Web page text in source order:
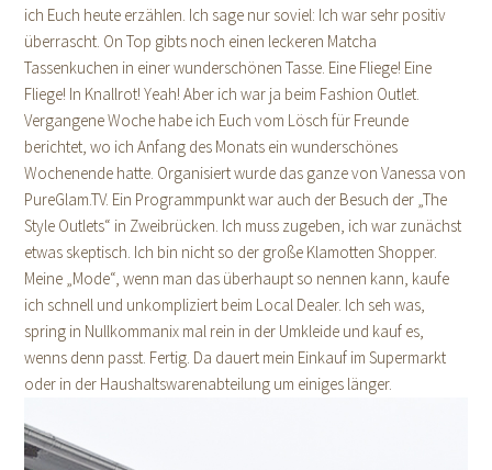
ich Euch heute erzählen. Ich sage nur soviel: Ich war sehr positiv
überrascht. On Top gibts noch einen leckeren Matcha
Tassenkuchen in einer wunderschönen Tasse. Eine Fliege! Eine
Fliege! In Knallrot! Yeah! Aber ich war ja beim Fashion Outlet.
Vergangene Woche habe ich Euch vom Lösch für Freunde
berichtet, wo ich Anfang des Monats ein wunderschönes
Wochenende hatte. Organisiert wurde das ganze von Vanessa von
PureGlam.TV. Ein Programmpunkt war auch der Besuch der „The
Style Outlets“ in Zweibrücken. Ich muss zugeben, ich war zunächst
etwas skeptisch. Ich bin nicht so der große Klamotten Shopper.
Meine „Mode“, wenn man das überhaupt so nennen kann, kaufe
ich schnell und unkompliziert beim Local Dealer. Ich seh was,
spring in Nullkommanix mal rein in der Umkleide und kauf es,
wenns denn passt. Fertig. Da dauert mein Einkauf im Supermarkt
oder in der Haushaltswarenabteilung um einiges länger.